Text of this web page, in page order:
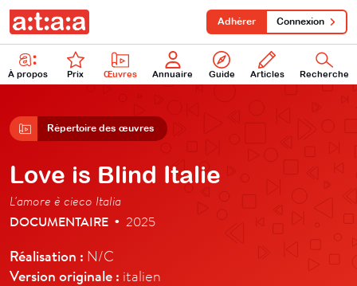
À propos Prix Œuvres Annuaire Guide Articles Recherche
Adhérer Connexion
Répertoire des œuvres
Love is Blind Italie
L'amore è cieco Italia
DOCUMENTAIRE • 2025
Réalisation : N/C
Version originale : italien